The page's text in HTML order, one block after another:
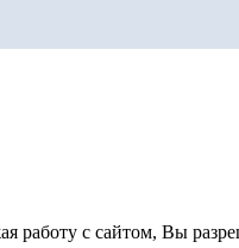
с сайтом, Вы